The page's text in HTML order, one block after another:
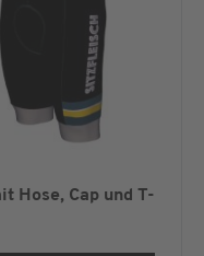
Hose, Cap und T-